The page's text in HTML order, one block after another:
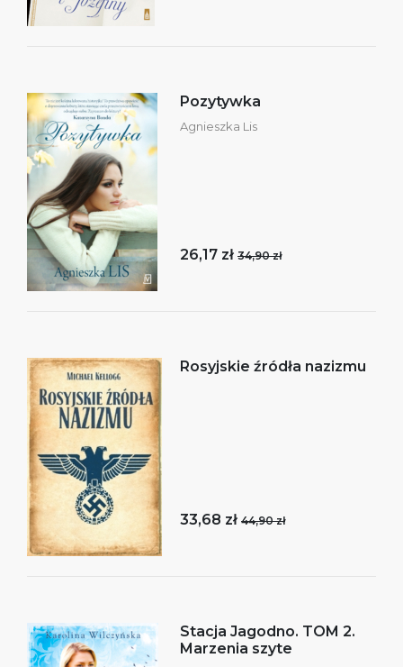
Pozytywka
Agnieszka Lis
26,17 zł 34,90 zł
Rosyjskie źródła nazizmu
33,68 zł 44,90 zł
Stacja Jagodno. TOM 2.
Marzenia szyte